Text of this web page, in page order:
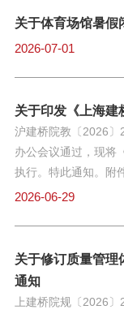
批、入库核验、日常
绿化作业电动工具如
生负责任。2.参与评
须满足在我校工作2
所带毕业论文（设计
年）内所带毕业论文
评选的兼职教师，近
目、发表高水平科研
近1学期收到教学整
关于体育场馆暑假
2026-07-01
关于印发《上海建
沪建桥院教〔2026
办公会议通过，现将
执行。特此通知。附
6月29日
2026-06-29
关于修订质量管理
通知
上建桥院规〔2026